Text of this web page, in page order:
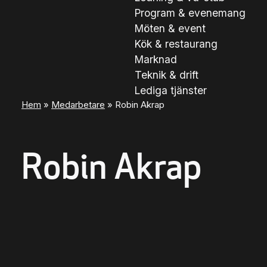
Program & evenemang
Möten & event
Kök & restaurang
Marknad
Teknik & drift
Lediga tjänster
Hem » Medarbetare » Robin Akrap
Robin Akrap